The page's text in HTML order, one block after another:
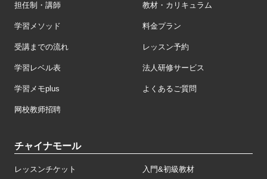
担任制・講師 教材・カリキュラム
学習メソッド 料金プラン
受講までの流れ レッスン予約
学習レベル表 法人研修サービス
学習メモplus よくあるご質問
网校教师招聘
チャイナモール
レッスンチケット 入門&初級教材